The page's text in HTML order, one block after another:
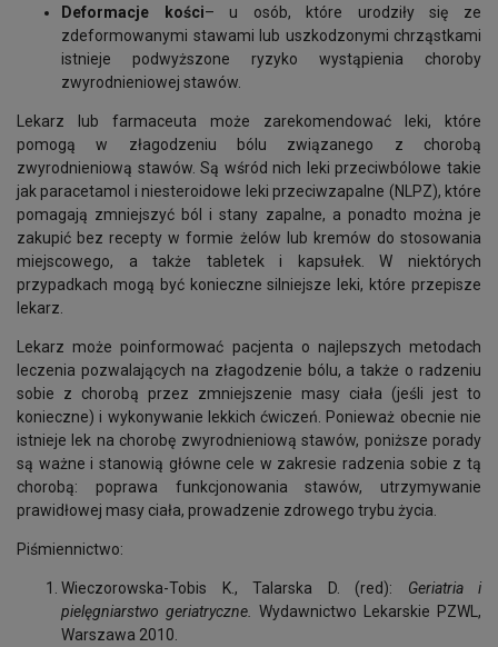
Deformacje kości– u osób, które urodziły się ze
zdeformowanymi stawami lub uszkodzonymi chrząstkami
istnieje podwyższone ryzyko wystąpienia choroby
zwyrodnieniowej stawów.
Lekarz lub farmaceuta może zarekomendować leki, które
pomogą w złagodzeniu bólu związanego z chorobą
zwyrodnieniową stawów. Są wśród nich leki przeciwbólowe takie
jak paracetamol i niesteroidowe leki przeciwzapalne (NLPZ), które
pomagają zmniejszyć ból i stany zapalne, a ponadto można je
zakupić bez recepty w formie żelów lub kremów do stosowania
miejscowego, a także tabletek i kapsułek. W niektórych
przypadkach mogą być konieczne silniejsze leki, które przepisze
lekarz.
Lekarz może poinformować pacjenta o najlepszych metodach
leczenia pozwalających na złagodzenie bólu, a także o radzeniu
sobie z chorobą przez zmniejszenie masy ciała (jeśli jest to
konieczne) i wykonywanie lekkich ćwiczeń. Ponieważ obecnie nie
istnieje lek na chorobę zwyrodnieniową stawów, poniższe porady
są ważne i stanowią główne cele w zakresie radzenia sobie z tą
chorobą: poprawa funkcjonowania stawów, utrzymywanie
prawidłowej masy ciała, prowadzenie zdrowego trybu życia.
Piśmiennictwo:
Wieczorowska-Tobis K., Talarska D. (red): Geriatria i
pielęgniarstwo geriatryczne.
Wydawnictwo Lekarskie PZWL,
Warszawa 2010.